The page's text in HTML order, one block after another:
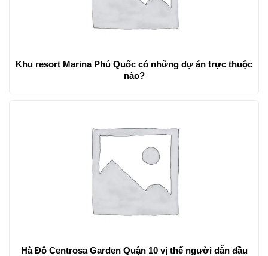
Khu resort Marina Phú Quốc có những dự án trực thuộc
nào?
Hà Đô Centrosa Garden Quận 10 vị thế người dẫn đầu